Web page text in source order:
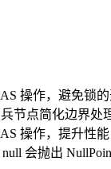
操作，避免锁的
节点简化边界处
操作，提升性能
会抛出